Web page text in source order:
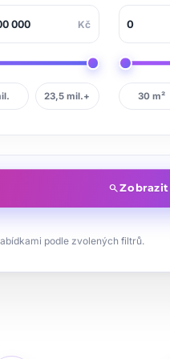
Kč
23,5 mil.+ 30 m²
search
podle zvolených filtrů.